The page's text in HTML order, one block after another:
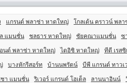
แกรนด์ พลาซ่า หาดใหญ่ โกลเด้น คราวน์ พลา
แมนชั่น ชลธาร หาดใหญ่ ชัยคณาแมนชั่น ซ
นด์ พลาซ่า หาดใหญ่ ไดอิชิ หาดใหญ่ ทีดี เรส
บางหักรีสอร์ท บ้านนพรัตน์ บีพี แกรนด์ ทาว
ชา แมนชั่น ริเวอร์ แกรนด์ โฮเต็ล ลานนาอินน์